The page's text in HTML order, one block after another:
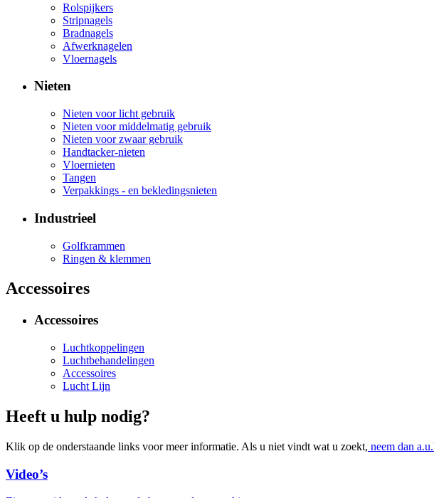
Rolspijkers
Stripnagels
Bradnagels
Afwerknagelen
Vloernagels
Nieten
Nieten voor licht gebruik
Nieten voor middelmatig gebruik
Nieten voor zwaar gebruik
Handtacker-nieten
Vloernieten
Tangen
Verpakkings - en bekledingsnieten
Industrieel
Golfkrammen
Ringen & klemmen
Accessoires
Accessoires
Luchtkoppelingen
Luchtbehandelingen
Accessoires
Lucht Lijn
Heeft u hulp nodig?
Klik op de onderstaande links voor meer informatie. Als u niet vindt wat u zoekt, neem dan
Video’s